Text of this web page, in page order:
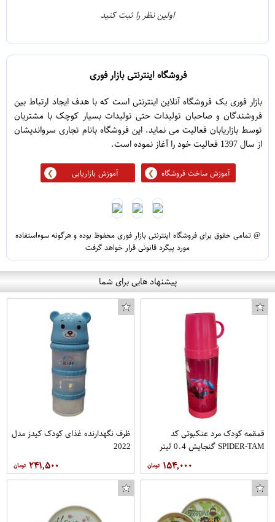
اولین نظر را ثبت کنید
فروشگاه اینترنتی بازار فوری
بازار فوری یک فروشگاه آنلاین اینترنتی است که با هدف ایجاد ارتباط بین
فروشندگان و صاحبان تولیدات حتی تولیدات بسیار کوچک با مشتریان
توسط بازاریابان فعالیت می نماید. این فروشگاه بانام تجاری سرواندیشان
از سال 1397 فعالیت خود را آغاز نموده است.
آموزش ساخت فروشگاه آموزش بازاریابی
@ تمامی حقوق برای فروشگاه اینترنتی بازار فوری محفوظ بوده و هرگونه سوءاستفاده
مورد پیگرد قانونی قرار خواهد گرفت
پیشنهاد هایی برای شما
قمقمه کودک مرد عنکبوتی کد
SPIDER-TAM گنجایش 0.4 لیتر
۱۵۴,۰۰۰
ظرف نگهدارنده غذای کودک کیدز مدل
2022
۲۴۱,۵۰۰